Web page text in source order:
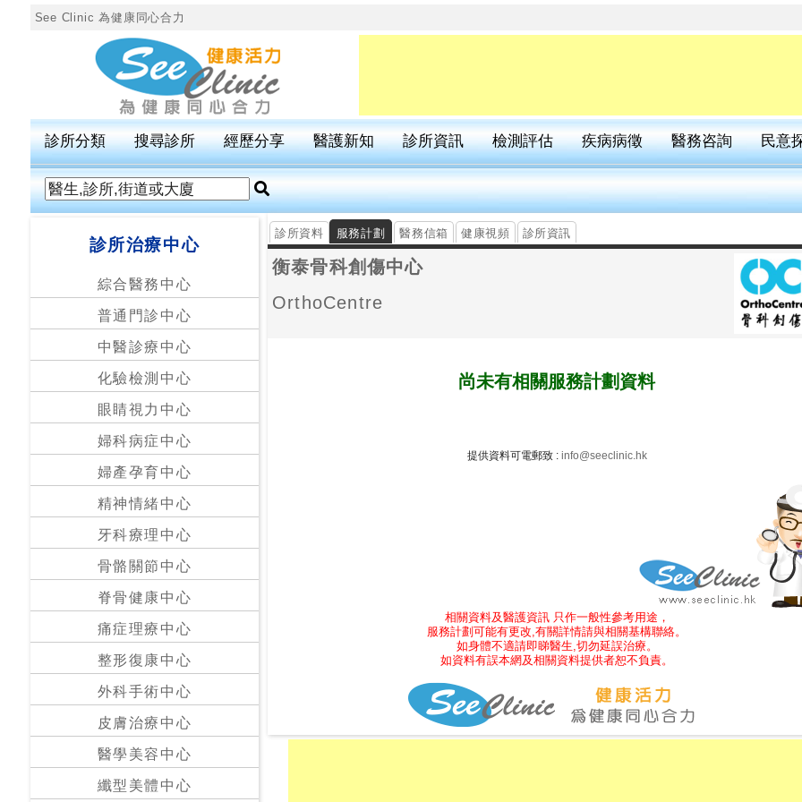
See Clinic 為健康同心合力
所
類
搜
按
搜
小
診
室
公
院
診所分類 搜尋診所 經歷分享 醫護新知 診所資訊 檢測評估 疾病病徵 醫務咨詢 民意
診所治療中心
綜合醫務中心
普通門診中心
中醫診療中心
化驗檢測中心
眼睛視力中心
婦科病症中心
婦產孕育中心
精神情緒中心
牙科療理中心
骨骼關節中心
脊骨健康中心
痛症理療中心
整形復康中心
外科手術中心
皮膚治療中心
醫學美容中心
纖型美體中心
診所資料 服務計劃 醫務信箱 健康視頻 診所資訊
衡泰骨科創傷中心
OrthoCentre
尚未有相關服務計劃 資料
提供資料可電郵致 : info@seeclinic.hk
相關資料及醫護資訊 只作一般性參考用途，
服務計劃可能有更改,有關詳情請與相關基構聯絡。
如身體不適請即睇醫生,切勿延誤治療。
如資料有誤本網及相關資料提供者恕不負責。